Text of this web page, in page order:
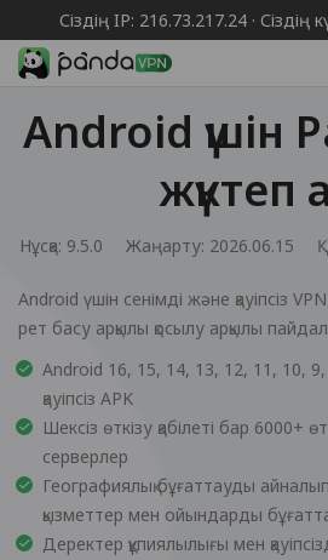
Сіздің IP: 216.73.217.24 · Сіздің
Android үшін
жүктеп
Нұсқа: 9.5.0 Жаңарту: 2026.06.15
Android үшін сенімді және қауіпсіз
рет басу арқылы қосылу арқылы
Android 16, 15, 14, 13, 12, 11, 10,
қауіпсіз APK
Шексіз өткізу қабілеті бар
серверлер
Географиялық бұғаттауды айналып
қызметтер мен ойындарды
Деректер құпиялылығы мен